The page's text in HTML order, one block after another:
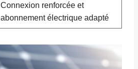
Connexion renforcée et
abonnement électrique adapté